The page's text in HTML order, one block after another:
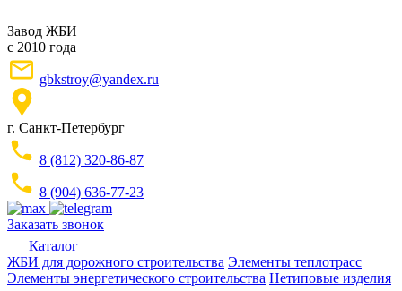
Завод ЖБИ
с 2010 года
gbkstroy@yandex.ru
г. Санкт-Петербург
8 (812) 320-86-87
8 (904) 636-77-23
Заказать звонок
Каталог
ЖБИ для дорожного строительства Элементы теплотрасс
Элементы энергетического строительства Нетиповые изделия